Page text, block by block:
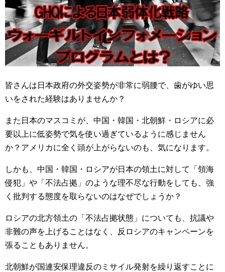
皆さんは日本政府の外交姿勢が非常に弱腰で、歯がゆい思
いをされた経験はありませんか？
また日本のマスコミが、中国・韓国・北朝鮮・ロシアに必
要以上に低姿勢で気を使い過ぎているように感じません
か？アメリカに全く頭が上がらないのも、気になります。
しかも、中国・韓国・ロシアが日本の領土に対して「領海
侵犯」や「不法占拠」のような理不尽な行動をしても、強
く批判する態度を取らないのはなぜでしょうか？
ロシアの北方領土の「不法占拠状態」についても、抗議や
非難の声を上げることはなく、反ロシアのキャンペーンを
張ることもありません。
北朝鮮が国連安保理違反のミサイル発射を繰り返すことに